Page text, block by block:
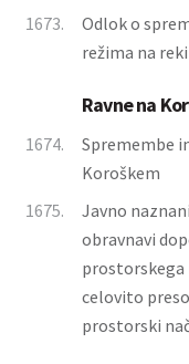
1673.
Odlok o
režima na
Ravne na
1674.
Spremembe
Koroškem
1675.
Javno
obravnavi
prostorskega
celovito
prostorski